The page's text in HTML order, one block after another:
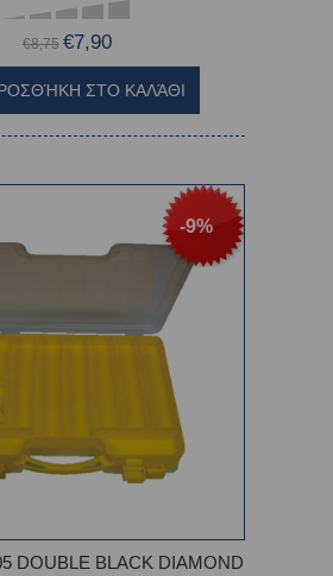
€8,75 €7,90
-9%
DOUBLE BLACK DIAMOND